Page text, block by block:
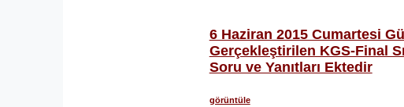
6 Haziran 2015 Cumartesi
Gerçekleştirilen KGS-Final
Soru ve Yanıtları Ektedir
görüntüle